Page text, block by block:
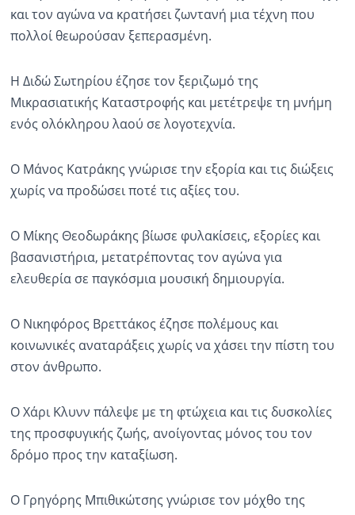
και τον αγώνα να κρατήσει ζωντανή μια τέχνη που
πολλοί θεωρούσαν ξεπερασμένη.
Η Διδώ Σωτηρίου έζησε τον ξεριζωμό της
Μικρασιατικής Καταστροφής και μετέτρεψε τη μνήμη
ενός ολόκληρου λαού σε λογοτεχνία.
Ο Μάνος Κατράκης γνώρισε την εξορία και τις διώξεις
χωρίς να προδώσει ποτέ τις αξίες του.
Ο Μίκης Θεοδωράκης βίωσε φυλακίσεις, εξορίες και
βασανιστήρια, μετατρέποντας τον αγώνα για
ελευθερία σε παγκόσμια μουσική δημιουργία.
Ο Νικηφόρος Βρεττάκος έζησε πολέμους και
κοινωνικές αναταράξεις χωρίς να χάσει την πίστη του
στον άνθρωπο.
Ο Χάρι Κλυνν πάλεψε με τη φτώχεια και τις δυσκολίες
της προσφυγικής ζωής, ανοίγοντας μόνος του τον
δρόμο προς την καταξίωση.
Ο Γρηγόρης Μπιθικώτσης γνώρισε τον μόχθο της